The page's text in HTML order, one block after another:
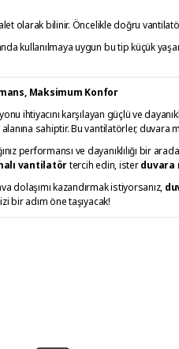
olarak bilinir. Öncelikle doğru
kullanılmaya uygun bu tip küçük
Maksimum Konfor
ihtiyacını karşılayan güçlü ve
sahiptir. Bu vantilatörler,
performansı ve dayanıklılığı bir
vantilatörtercih edin, ister
dolaşımı kazandırmak istiyorsanız,
bir adım öne taşıyacak!